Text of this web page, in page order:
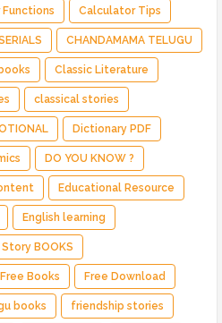
Calculator Tips
CHANDAMAMA TELUGU
Classic Literature
classical stories
Dictionary PDF
DO YOU KNOW ?
Educational Resource
English learning
Story BOOKS
Free Books Free Download
books friendship stories